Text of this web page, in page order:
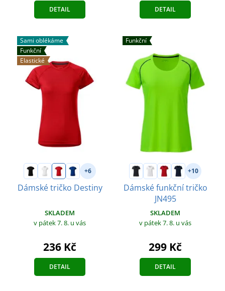
DETAIL DETAIL
Sami oblékáme
Funkční
Elastické
+6
Dámské tričko Destiny
SKLADEM
v pátek 7. 8. u vás
236 Kč
DETAIL
Funkční
+10
Dámské funkční tričko
JN495
SKLADEM
v pátek 7. 8. u vás
299 Kč
DETAIL